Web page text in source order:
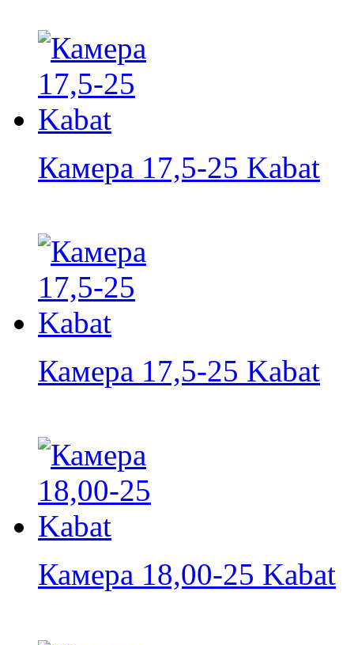
Камера 17,5-25 Kabat
Камера 17,5-25 Kabat
Камера 18,00-25 Kabat